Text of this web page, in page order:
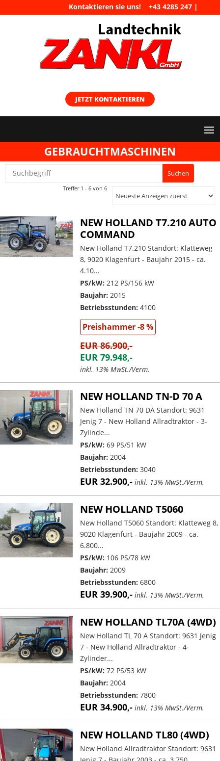
Kontaktieren sie uns!+43 4285 247 |
maschinen@landtechnik-zankl.at
JETZT KONTAKTIEREN
GEBRAUCHTMASCHINEN
Treffer 1 - 6 von 6
NEW HOLLAND T7.210 AUTO
COMMAND
New Holland T7.210 Standort: Klatteweg
8, 9020 Klagenfurt - Baujahr 2015 - ca.
4.10...
PS/kW: 212 PS/156 kW
Baujahr: 2015
Betriebsstunden: 4100
Preishammer -8 %
EUR 86.900,-
EUR 79.948,-
inkl. 13% MwSt./Verm.
NEW HOLLAND TN-D 70 A
New Holland TN 70 DA Standort: 9631
Jenig 7 - New Holland Allradtraktor - 3-
Zylinde...
PS/kW: 69 PS/51 kW
Baujahr: 2004
Betriebsstunden: 3040
EUR 32.900,- inkl. 13% MwSt./Verm.
NEW HOLLAND T5060
New Holland T5060 Standort: Klatteweg 8,
9020 Klagenfurt - Baujahr 2009 - ca.
6.800...
PS/kW: 106 PS/78 kW
Baujahr: 2009
Betriebsstunden: 6800
EUR 39.900,- inkl. 13% MwSt./Verm.
NEW HOLLAND TL70A (4WD)
New Holland TL 70 A Standort: 9631 Jenig
7 - New Holland Allradtraktor - 4-
Zylinder...
PS/kW: 72 PS/53 kW
Baujahr: 2004
Betriebsstunden: 7800
EUR 34.900,- inkl. 13% MwSt./Verm.
NEW HOLLAND TL80 (4WD)
New Holland Allradtraktor Standort: 9631